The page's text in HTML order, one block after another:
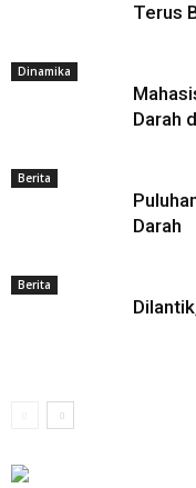
Terus
Dinamika
Darah
Berita
Darah
Berita